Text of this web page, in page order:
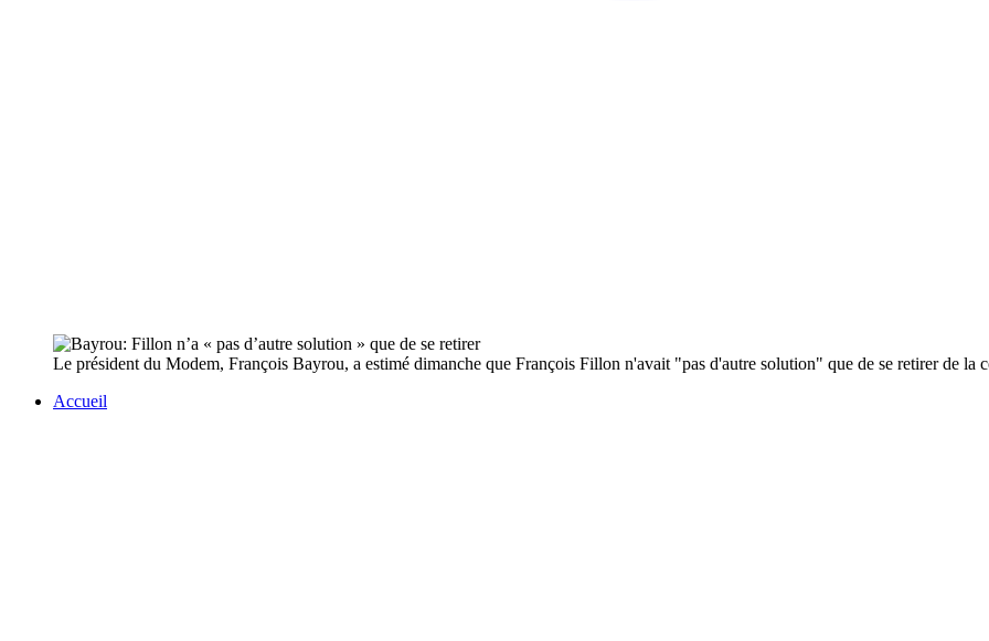
Le président du Modem, François Bayrou, a estimé dimanche que François Fillon n'avait "pas d'autre solution" que de se retirer de la
Accueil